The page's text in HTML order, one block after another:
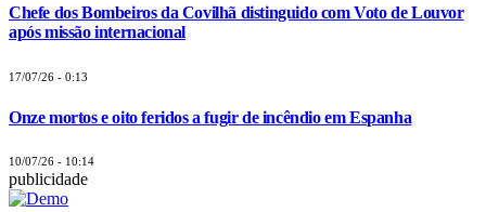
Chefe dos Bombeiros da Covilhã distinguido com Voto de Louvor
após missão internacional
17/07/26 - 0:13
Onze mortos e oito feridos a fugir de incêndio em Espanha
10/07/26 - 10:14
publicidade